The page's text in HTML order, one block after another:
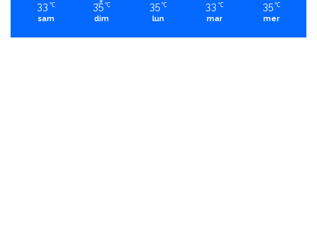
33 ℃
sam
35 ℃
dim
35 ℃
lun
33 ℃
mar
35 ℃
mer